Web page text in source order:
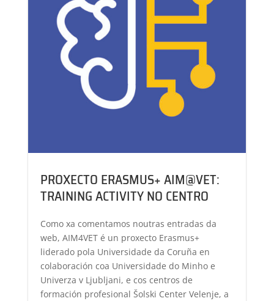
PROXECTO ERASMUS+ AIM@VET:
TRAINING ACTIVITY NO CENTRO
Como xa comentamos noutras entradas da
web, AIM4VET é un proxecto Erasmus+
liderado pola Universidade da Coruña en
colaboración coa Universidade do Minho e
Univerza v Ljubljani, e cos centros de
formación profesional Šolski Center Velenje, a